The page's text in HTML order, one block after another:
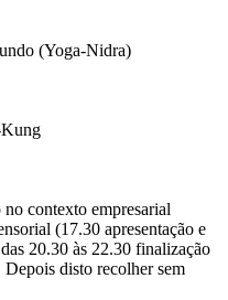
(Yoga-Nidra)
Kung
contexto empresarial
(17.30 apresentação e
20.30 às 22.30 finalização
Depois disto recolher sem